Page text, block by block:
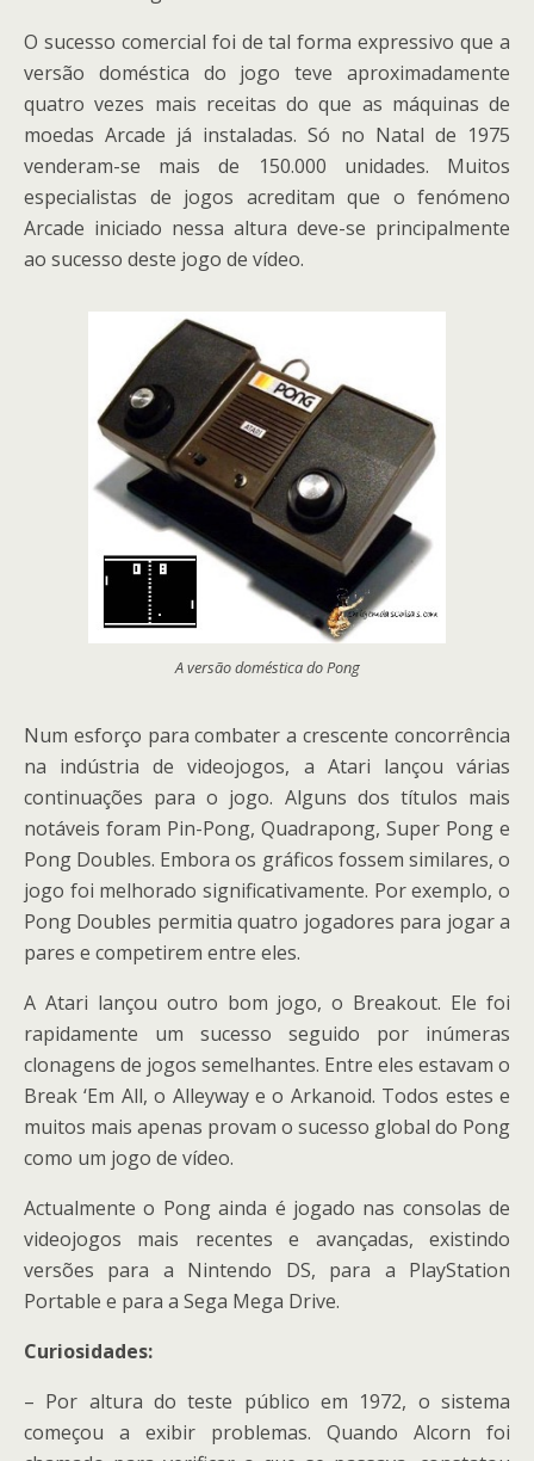
O sucesso comercial foi de tal forma expressivo que a
versão doméstica do jogo teve aproximadamente
quatro vezes mais receitas do que as máquinas de
moedas Arcade já instaladas. Só no Natal de 1975
venderam-se mais de 150.000 unidades. Muitos
especialistas de jogos acreditam que o fenómeno
Arcade iniciado nessa altura deve-se principalmente
ao sucesso deste jogo de vídeo.
A versão doméstica do Pong
Num esforço para combater a crescente concorrência
na indústria de videojogos, a Atari lançou várias
continuações para o jogo. Alguns dos títulos mais
notáveis foram Pin-Pong, Quadrapong, Super Pong e
Pong Doubles. Embora os gráficos fossem similares, o
jogo foi melhorado significativamente. Por exemplo, o
Pong Doubles permitia quatro jogadores para jogar a
pares e competirem entre eles.
A Atari lançou outro bom jogo, o Breakout. Ele foi
rapidamente um sucesso seguido por inúmeras
clonagens de jogos semelhantes. Entre eles estavam o
Break ‘Em All, o Alleyway e o Arkanoid. Todos estes e
muitos mais apenas provam o sucesso global do Pong
como um jogo de vídeo.
Actualmente o Pong ainda é jogado nas consolas de
videojogos mais recentes e avançadas, existindo
versões para a Nintendo DS, para a PlayStation
Portable e para a Sega Mega Drive.
Curiosidades:
– Por altura do teste público em 1972, o sistema
começou a exibir problemas. Quando Alcorn foi